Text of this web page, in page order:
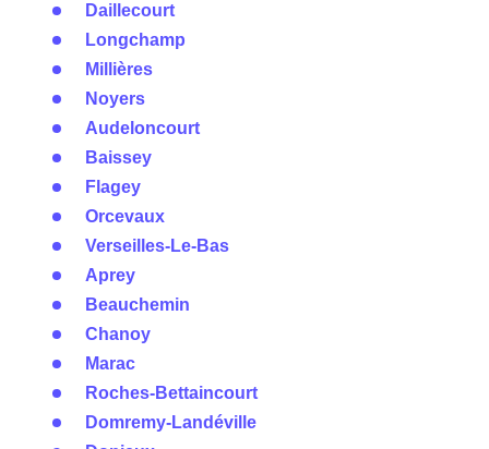
Daillecourt
Longchamp
Millières
Noyers
Audeloncourt
Baissey
Flagey
Orcevaux
Verseilles-Le-Bas
Aprey
Beauchemin
Chanoy
Marac
Roches-Bettaincourt
Domremy-Landéville